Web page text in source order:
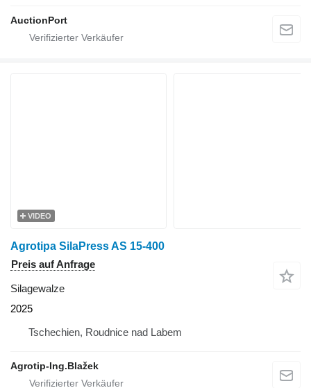
AuctionPort
VIDEO
Agrotipa SilaPress AS 15-400
Preis auf Anfrage
Silagewalze
2025
Tschechien, Roudnice nad Labem
Agrotip-Ing.Blažek